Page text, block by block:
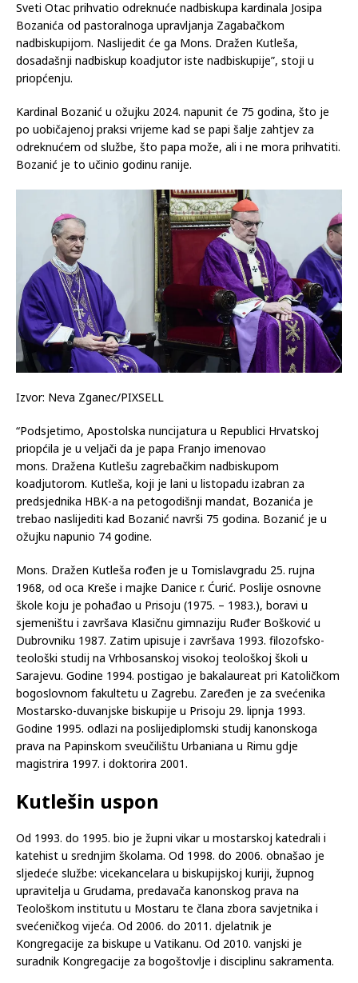
Sveti Otac prihvatio odreknuće nadbiskupa kardinala Josipa
Bozanića od pastoralnoga upravljanja Zagabačkom
nadbiskupijom. Naslijedit će ga Mons. Dražen Kutleša,
dosadašnji nadbiskup koadjutor iste nadbiskupije”, stoji u
priopćenju.
Kardinal Bozanić u ožujku 2024. napunit će 75 godina, što je
po uobičajenoj praksi vrijeme kad se papi šalje zahtjev za
odreknućem od službe, što papa može, ali i ne mora prihvatiti.
Bozanić je to učinio godinu ranije.
Izvor: Neva Zganec/PIXSELL
“Podsjetimo, Apostolska nuncijatura u Republici Hrvatskoj
priopćila je u veljači da je papa Franjo imenovao
mons. Dražena Kutlešu zagrebačkim nadbiskupom
koadjutorom. Kutleša, koji je lani u listopadu izabran za
predsjednika HBK-a na petogodišnji mandat, Bozanića je
trebao naslijediti kad Bozanić navrši 75 godina. Bozanić je u
ožujku napunio 74 godine.
Mons. Dražen Kutleša rođen je u Tomislavgradu 25. rujna
1968, od oca Kreše i majke Danice r. Ćurić. Poslije osnovne
škole koju je pohađao u Prisoju (1975. – 1983.), boravi u
sjemeništu i završava Klasičnu gimnaziju Ruđer Bošković u
Dubrovniku 1987. Zatim upisuje i završava 1993. filozofsko-
teološki studij na Vrhbosanskoj visokoj teološkoj školi u
Sarajevu. Godine 1994. postigao je bakalaureat pri Katoličkom
bogoslovnom fakultetu u Zagrebu. Zaređen je za svećenika
Mostarsko-duvanjske biskupije u Prisoju 29. lipnja 1993.
Godine 1995. odlazi na poslijediplomski studij kanonskoga
prava na Papinskom sveučilištu Urbaniana u Rimu gdje
magistrira 1997. i doktorira 2001.
Kutlešin uspon
Od 1993. do 1995. bio je župni vikar u mostarskoj katedrali i
katehist u srednjim školama. Od 1998. do 2006. obnašao je
sljedeće službe: vicekancelara u biskupijskoj kuriji, župnog
upravitelja u Grudama, predavača kanonskog prava na
Teološkom institutu u Mostaru te člana zbora savjetnika i
svećeničkog vijeća. Od 2006. do 2011. djelatnik je
Kongregacije za biskupe u Vatikanu. Od 2010. vanjski je
suradnik Kongregacije za bogoštovlje i disciplinu sakramenta.